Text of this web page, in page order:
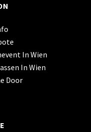
In Wien
In Wien
Door